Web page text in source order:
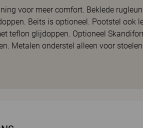
voor meer comfort. Beklede
Beits is optioneel. Pootstel ook
teflon glijdoppen. Optioneel
Metalen onderstel alleen voor